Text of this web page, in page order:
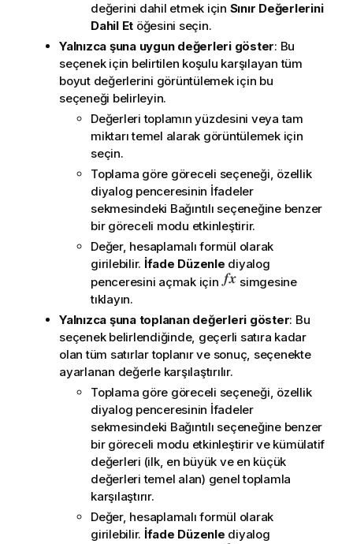
değerini dahil etmek için Sınır Değerlerini
Dahil Et öğesini seçin.
Yalnızca şuna uygun değerleri göster: Bu
seçenek için belirtilen koşulu karşılayan tüm
boyut değerlerini görüntülemek için bu
seçeneği belirleyin.
Değerleri toplamın yüzdesini veya tam
miktarı temel alarak görüntülemek için
seçin.
Toplama göre göreceli seçeneği, özellik
diyalog penceresinin İfadeler
sekmesindeki Bağıntılı seçeneğine benzer
bir göreceli modu etkinleştirir.
Değer, hesaplamalı formül olarak
girilebilir. İfade Düzenle diyalog
penceresini açmak için
simgesine
tıklayın.
Yalnızca şuna toplanan değerleri göster: Bu
seçenek belirlendiğinde, geçerli satıra kadar
olan tüm satırlar toplanır ve sonuç, seçenekte
ayarlanan değerle karşılaştırılır.
Toplama göre göreceli seçeneği, özellik
diyalog penceresinin İfadeler
sekmesindeki Bağıntılı seçeneğine benzer
bir göreceli modu etkinleştirir ve kümülatif
değerleri (ilk, en büyük ve en küçük
değerleri temel alan) genel toplamla
karşılaştırır.
Değer, hesaplamalı formül olarak
girilebilir. İfade Düzenle diyalog